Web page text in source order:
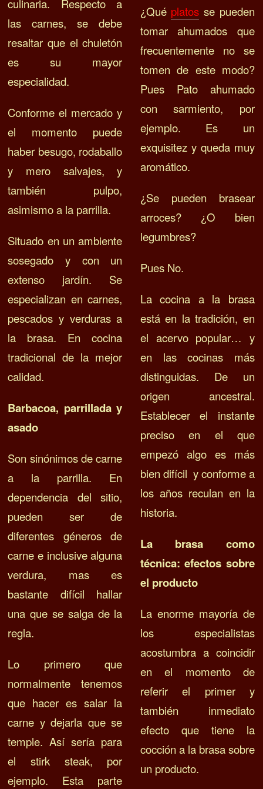
culinaria. Respecto a
las carnes, se debe
resaltar que el chuletón
es su mayor
especialidad.
Conforme el mercado y
el momento puede
haber besugo, rodaballo
y mero salvajes, y
también pulpo,
asimismo a la parrilla.
Situado en un ambiente
sosegado y con un
extenso jardín. Se
especializan en carnes,
pescados y verduras a
la brasa. En cocina
tradicional de la mejor
calidad.
Barbacoa, parrillada y
asado
Son sinónimos de carne
a la parrilla. En
dependencia del sitio,
pueden ser de
diferentes géneros de
carne e inclusive alguna
verdura, mas es
bastante difícil hallar
una que se salga de la
regla.
Lo primero que
normalmente tenemos
que hacer es salar la
carne y dejarla que se
temple. Así sería para
el stirk steak, por
ejemplo. Esta parte
¿Qué platosse pueden
tomar ahumados que
frecuentemente no se
tomen de este modo?
Pues Pato ahumado
con sarmiento, por
ejemplo. Es un
exquisitez y queda muy
aromático.
¿Se pueden brasear
arroces? ¿O bien
legumbres?
Pues No.
La cocina a la brasa
está en la tradición, en
el acervo popular… y
en las cocinas más
distinguidas. De un
origen ancestral.
Establecer el instante
preciso en el que
empezó algo es más
bien difícil y conforme a
los años reculan en la
historia.
La brasa como
técnica: efectos sobre
el producto
La enorme mayoría de
los especialistas
acostumbra a coincidir
en el momento de
referir el primer y
también inmediato
efecto que tiene la
cocción a la brasa sobre
un producto.